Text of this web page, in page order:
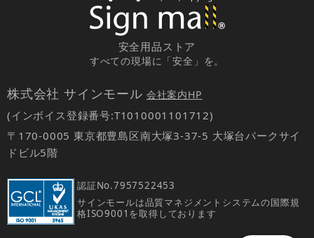
安全用品ストア
すべての現場に「安全」を。
株式会社 サインモール 会社案内HP
(インボイス登録番号:T1010001101712)
〒170-0005 東京都豊島区南大塚3-37-5 大塚台パークサイ
ドビル5階
認証No.7957522453
サインモールは品質マネジメントシステムの国際規
格ISO9001を取得しております